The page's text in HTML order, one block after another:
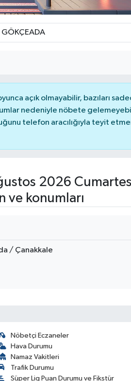
açık olmayabilir, bazıları
nedeniyle nöbete
telefon aracılığıyla teyit
2026
ve konumları
/ Çanakkale
Nöbetçi Eczaneler
Hava Durumu
Namaz Vakitleri
Trafik Durumu
Süper Lig Puan Durumu ve Fikstür